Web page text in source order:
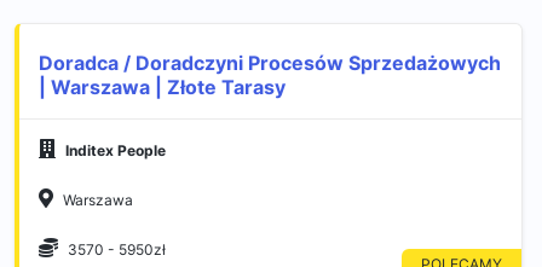
Doradca / Doradczyni Procesów Sprzedażowych
| Warszawa | Złote Tarasy
Inditex People
Warszawa
3570 - 5950zł